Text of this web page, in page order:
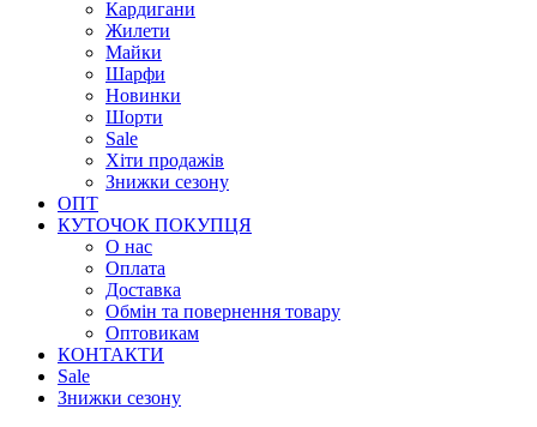
Кардигани
Жилети
Майки
Шарфи
Новинки
Шорти
Sale
Хіти продажів
Знижки сезону
ОПТ
КУТОЧОК ПОКУПЦЯ
О нас
Оплата
Доставка
Обмін та повернення товару
Оптовикам
КОНТАКТИ
Sale
Знижки сезону